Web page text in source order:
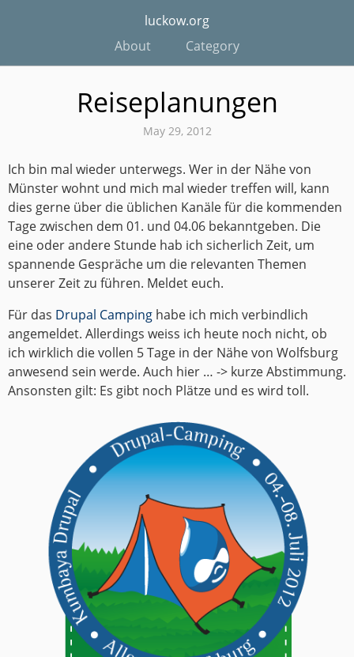
luckow.org
About
Category
Reiseplanungen
May 29, 2012
Ich bin mal wieder unterwegs. Wer in der Nähe von
Münster wohnt und mich mal wieder treffen will, kann
dies gerne über die üblichen Kanäle für die kommenden
Tage zwischen dem 01. und 04.06 bekanntgeben. Die
eine oder andere Stunde hab ich sicherlich Zeit, um
spannende Gespräche um die relevanten Themen
unserer Zeit zu führen. Meldet euch.
Für das Drupal Camping habe ich mich verbindlich
angemeldet. Allerdings weiss ich heute noch nicht, ob
ich wirklich die vollen 5 Tage in der Nähe von Wolfsburg
anwesend sein werde. Auch hier … -> kurze Abstimmung.
Ansonsten gilt: Es gibt noch Plätze und es wird toll.